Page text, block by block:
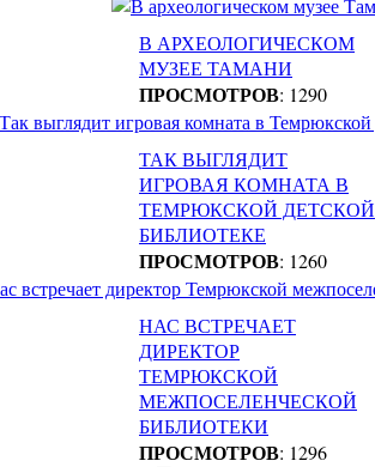
В АРХЕОЛОГИЧЕСКОМ
МУЗЕЕ ТАМАНИ
ПРОСМОТРОВ: 1290
ТАК ВЫГЛЯДИТ
ИГРОВАЯ КОМНАТА В
ТЕМРЮКСКОЙ ДЕТСКОЙ
БИБЛИОТЕКЕ
ПРОСМОТРОВ: 1260
НАС ВСТРЕЧАЕТ
ДИРЕКТОР
ТЕМРЮКСКОЙ
МЕЖПОСЕЛЕНЧЕСКОЙ
БИБЛИОТЕКИ
ПРОСМОТРОВ: 1296